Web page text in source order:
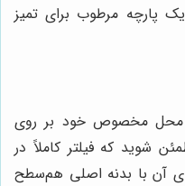
پارچه مرطوب برای تمیز
محل مخصوص خود بر روی
شوید که فیلتر کاملاً در
آن با بدنه اصلی هم‌سطح